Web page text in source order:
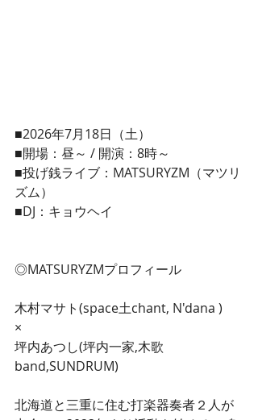
■2026年7月18日（土）
■開場：昼～ / 開演：8時～
■投げ銭ライブ：MATSURYZM（マツリ
ズム）
■DJ：キョウヘイ
◎MATSURYZMプロフィール
木村マサト(space土chant, N'dana )
×
坪内あつし(坪内一家,木歌
band,SUNDRUM)
北海道と三重に住む打楽器奏者２人が